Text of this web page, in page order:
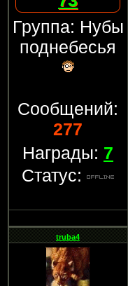
Группа: Нубы
поднебесья
Сообщений:
277
Награды: 7
Статус:
truba4